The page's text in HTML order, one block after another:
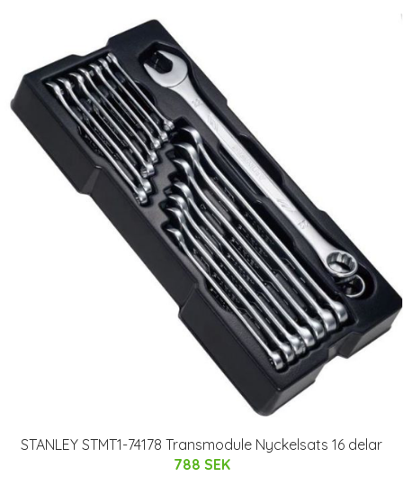
STANLEY STMT1-74178 Transmodule Nyckelsats 16 delar
788 SEK